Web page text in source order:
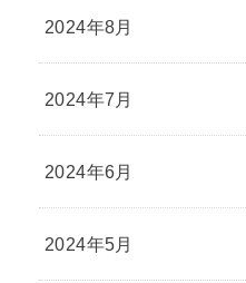
2024年8月
2024年7月
2024年6月
2024年5月